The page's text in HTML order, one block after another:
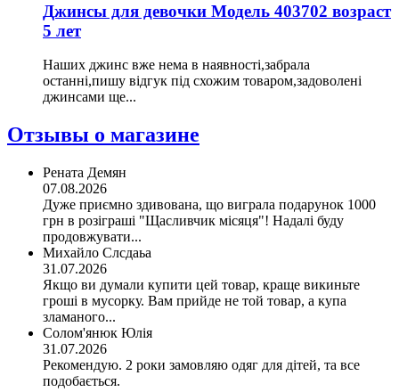
Джинсы для девочки Модель 403702 возраст
5 лет
Наших джинс вже нема в наявності,забрала
останні,пишу відгук під схожим товаром,задоволені
джинсами ще...
Отзывы о магазине
Рената Демян
07.08.2026
Дуже приємно здивована, що виграла подарунок 1000
грн в розіграші "Щасливчик місяця"! Надалі буду
продовжувати...
Михайло Слсдаьа
31.07.2026
Якщо ви думали купити цей товар, краще викиньте
гроші в мусорку. Вам прийде не той товар, а купа
зламаного...
Солом'янюк Юлія
31.07.2026
Рекомендую. 2 роки замовляю одяг для дітей, та все
подобається.